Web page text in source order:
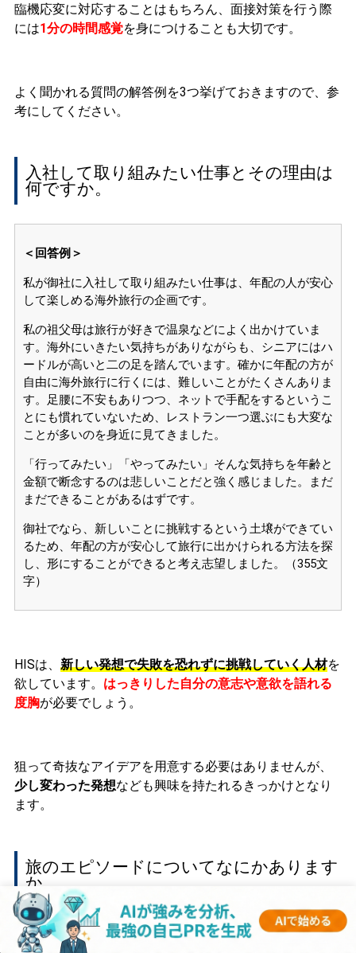
臨機応変に対応することはもちろん、面接対策を行う際
には1分の時間感覚を身につけることも大切です。
よく聞かれる質問の解答例を3つ挙げておきますので、参
考にしてください。
入社して取り組みたい仕事とその理由は
何ですか。
＜回答例＞
私が御社に入社して取り組みたい仕事は、年配の人が安心
して楽しめる海外旅行の企画です。
私の祖父母は旅行が好きで温泉などによく出かけていま
す。海外にいきたい気持ちがありながらも、シニアにはハ
ードルが高いと二の足を踏んでいます。確かに年配の方が
自由に海外旅行に行くには、難しいことがたくさんありま
す。足腰に不安もありつつ、ネットで手配をするというこ
とにも慣れていないため、レストラン一つ選ぶにも大変な
ことが多いのを身近に見てきました。
「行ってみたい」「やってみたい」そんな気持ちを年齢と
金額で断念するのは悲しいことだと強く感じました。まだ
まだできることがあるはずです。
御社でなら、新しいことに挑戦するという土壌ができてい
るため、年配の方が安心して旅行に出かけられる方法を探
し、形にすることができると考え志望しました。（355文
字）
HISは、 新しい発想で失敗を恐れずに挑戦していく人材を
欲しています。 はっきりした自分の意志や意欲を語れる
度胸が必要でしょう。
狙って奇抜なアイデアを用意する必要はありませんが、
少し変わった発想なども興味を持たれるきっかけとなり
ます。
旅のエピソードについてなにかあります
か
＜回答例＞